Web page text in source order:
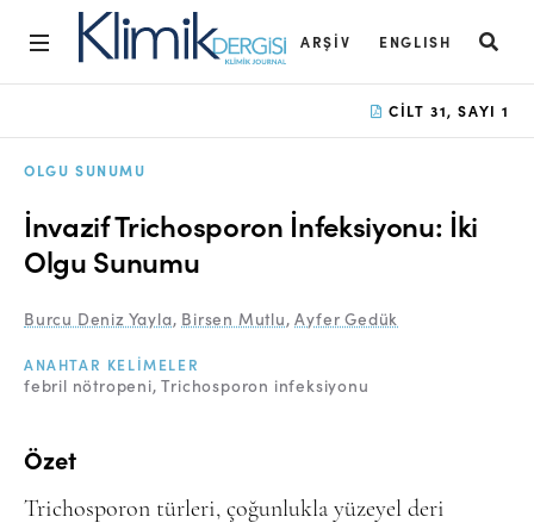
ARŞIV ENGLISH
Amaç ve Kapsam
Açık Erişim İlkesi
Editoryal Süreç
Danışmanlık Süreci
CILT 31, SAYI 1
OLGU SUNUMU
İnvazif Trichosporon İnfeksiyonu: İki
Olgu Sunumu
Burcu Deniz Yayla, Birsen Mutlu,Ayfer Gedük
ANAHTAR KELIMELER
febril nötropeni Trichosporon infeksiyonu
Özet
Trichosporon türleri, çoğunlukla yüzeyel deri